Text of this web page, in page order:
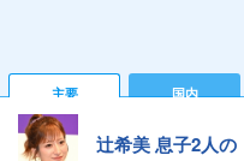
主要 国内
辻希美 息子2人の